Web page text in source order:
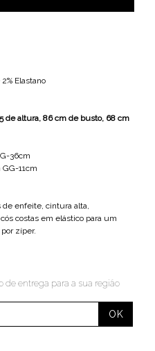
Elastano
de altura, 86 cm de busto, 68 cm
36cm
11cm
de enfeite, cintura alta,
costas em elástico para um
zíper.
de entrega para a sua região